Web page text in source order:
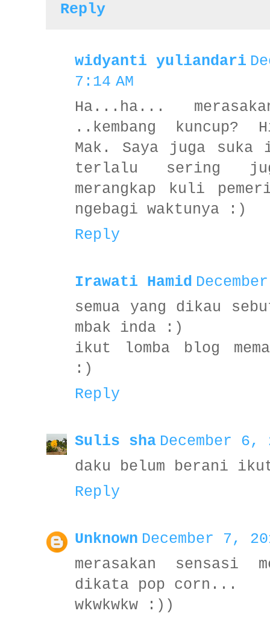
Reply
widyanti yuliandari
7:14 AM
Ha...ha...
..kembang
Mak. Saya juga
terlalu sering
merangkap kuli
ngebagi waktunya :)
Reply
Irawati Hamid
semua yang dikau
mbak inda :)
ikut lomba blog
:)
Reply
Sulis sha December 6,
daku belum berani
Reply
Unknown December 7,
merasakan
dikata pop corn...
wkwkwkw :))